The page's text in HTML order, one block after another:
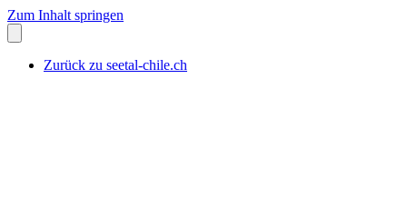
Zum Inhalt springen
Zurück zu seetal-chile.ch